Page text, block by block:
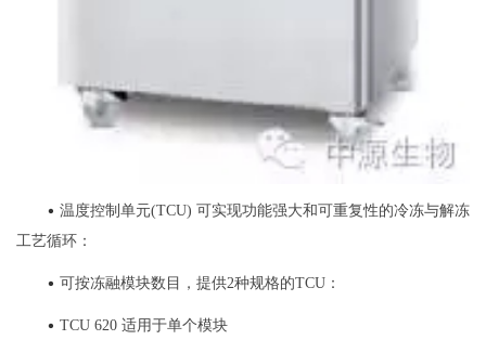
• 温度控制单元(TCU) 可实现功能强大和可重复性的冷冻与解冻
工艺循环：
• 可按冻融模块数目，提供2种规格的TCU：
• TCU 620 适用于单个模块